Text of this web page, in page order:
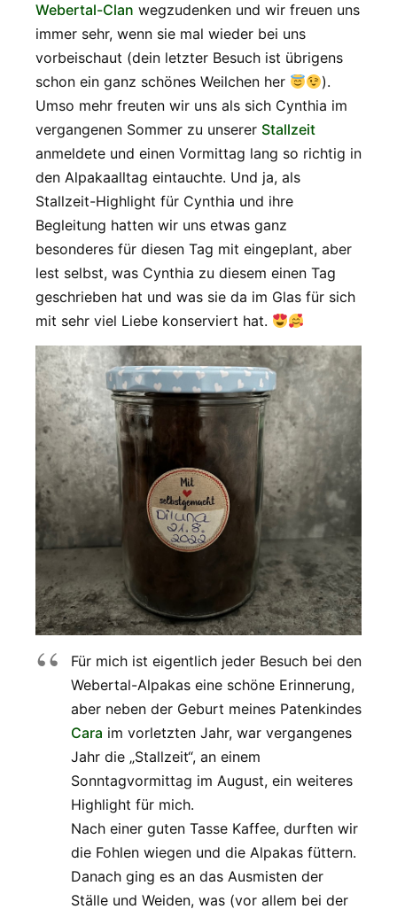
Webertal-Clan wegzudenken und wir freuen uns
immer sehr, wenn sie mal wieder bei uns
vorbeischaut (dein letzter Besuch ist übrigens
schon ein ganz schönes Weilchen her
).
Umso mehr freuten wir uns als sich Cynthia im
vergangenen Sommer zu unserer Stallzeit
anmeldete und einen Vormittag lang so richtig in
den Alpakaalltag eintauchte. Und ja, als
Stallzeit-Highlight für Cynthia und ihre
Begleitung hatten wir uns etwas ganz
besonderes für diesen Tag mit eingeplant, aber
lest selbst, was Cynthia zu diesem einen Tag
geschrieben hat und was sie da im Glas für sich
mit sehr viel Liebe konserviert hat.
Für mich ist eigentlich jeder Besuch bei den
Webertal-Alpakas eine schöne Erinnerung,
aber neben der Geburt meines Patenkindes
Cara im vorletzten Jahr, war vergangenes
Jahr die „Stallzeit“, an einem
Sonntagvormittag im August, ein weiteres
Highlight für mich.
Nach einer guten Tasse Kaffee, durften wir
die Fohlen wiegen und die Alpakas füttern.
Danach ging es an das Ausmisten der
Ställe und Weiden, was (vor allem bei der